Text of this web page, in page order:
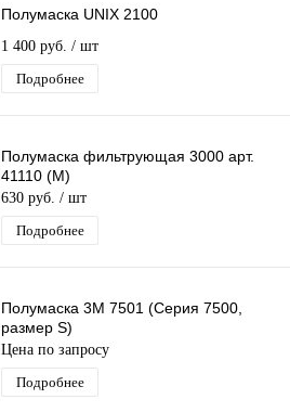
Полумаска UNIX 2100
1 400 руб. / шт
Подробнее
Полумаска фильтрующая 3000 арт.
41110 (М)
630 руб. / шт
Подробнее
Полумаска 3М 7501 (Серия 7500,
размер S)
Цена по запросу
Подробнее